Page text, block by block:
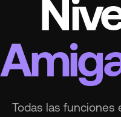
security
Todas las funciones